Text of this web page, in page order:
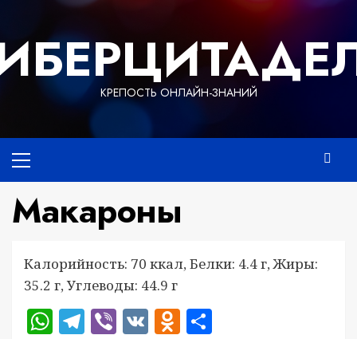
содержимому
КРЕПОСТЬ ОНЛАЙН-ЗНАНИЙ
меню
Макароны
Калорийность: 70 ккал, Белки: 4.4 г, Жиры:
35.2 г, Углеводы: 44.9 г
WhatsApp
Telegram
Viber
VKOdnoklassniki